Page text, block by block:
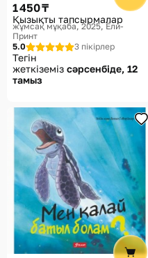
1 450 ₸
Қызықты тапсырмалар
жұмсақ мұқаба, 2025 Ёли-
Принт
5.0
3 пікірлер
Тегін
жеткіземіз сәрсенбіде, 12
тамыз